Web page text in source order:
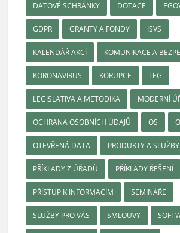
DATOVÉ SCHRÁNKY DOTACE
GDPR GRANTY A FONDY ISVS
KALENDÁŘ AKCÍ KOMUNIKACE A
KORONAVIRUS KORUPCE LEG
LEGISLATIVA A METODIKA MODERNÍ
OCHRANA OSOBNÍCH ÚDAJŮ OS
OTEVŘENÁ DATA PRODUKTY A SLUŽBY
PŘÍKLADY Z ÚŘADŮ PŘÍKLADY ŘEŠENÍ
PŘÍSTUP K INFORMACÍM SEMINÁŘE
SLUŽBY PRO VÁS SMLOUVY